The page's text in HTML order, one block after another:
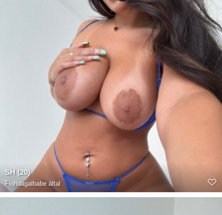
SH (20)
Floridagalbabeáltal